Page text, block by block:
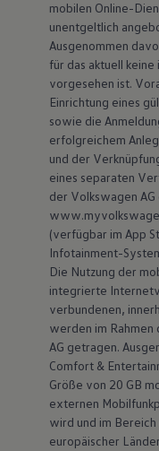
mobilen Online-
unentgeltlich
Ausgenommen
für das aktuell
vorgesehen ist.
Einrichtung eines
sowie die
erfolgreichem
und der
eines separaten
der Volkswagen
(verfügbar im App
Infotainment-
Die Nutzung der
integrierte
verbundenen,
werden im
AG getragen.
Comfort &
Größe von 20 GB
externen
wird und im
europäischer